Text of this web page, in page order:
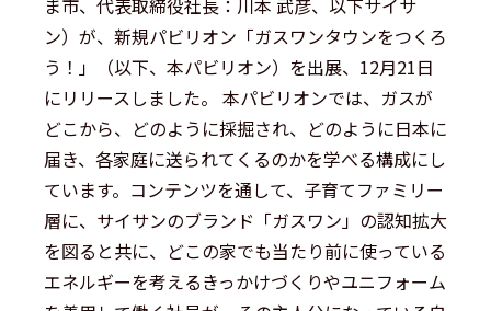
ま市、代表取締役社長：川本 武彦、以下サイサ
ン）が、新規パビリオン「ガスワンタウンをつくろ
う！」（以下、本パビリオン）を出展、12月21日
にリリースしました。 本パビリオンでは、ガスが
どこから、どのように採掘され、どのように日本に
届き、各家庭に送られてくるのかを学べる構成にし
ています。コンテンツを通して、子育てファミリー
層に、サイサンのブランド「ガスワン」の認知拡大
を図ると共に、どこの家でも当たり前に使っている
エネルギーを考えるきっかけづくりやユニフォーム